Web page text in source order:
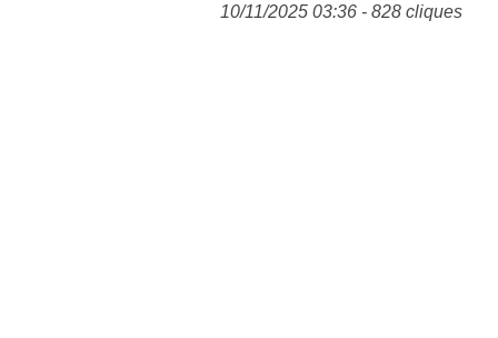
10/11/2025 03:36 - 828 cliques